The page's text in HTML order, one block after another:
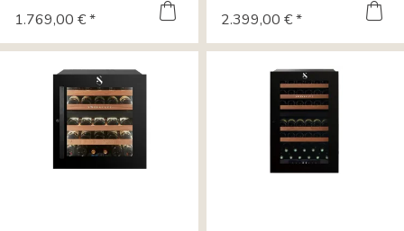
1.769,00 € *
zwei...
2.399,00 € *